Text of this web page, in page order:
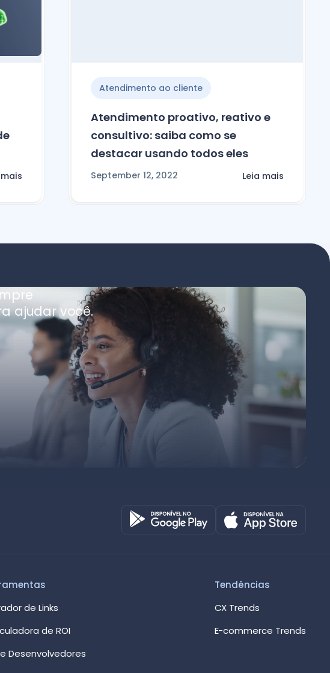
Atendimento ao cliente
Atendimento proativo, reativo e
consultivo: saiba como se
destacar usando todos eles
September 12, 2022 Leia mais
ajudar você.
de Links
de ROI
e Desenvolvedores
Tendências
CX Trends
E-commerce Trends
Octadesk
Online agora